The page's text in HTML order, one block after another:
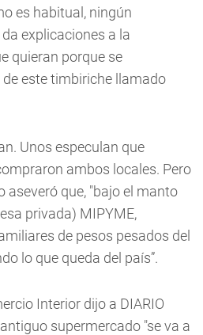
es habitual, ningún
explicaciones a la
quieran porque se
este timbiriche llamado
Unos especulan que
ambos locales. Pero
aseveró que, "bajo el manto
privada) MIPYME,
de pesos pesados del
lo que queda del país”.
Interior dijo a DIARIO
supermercado "se va a